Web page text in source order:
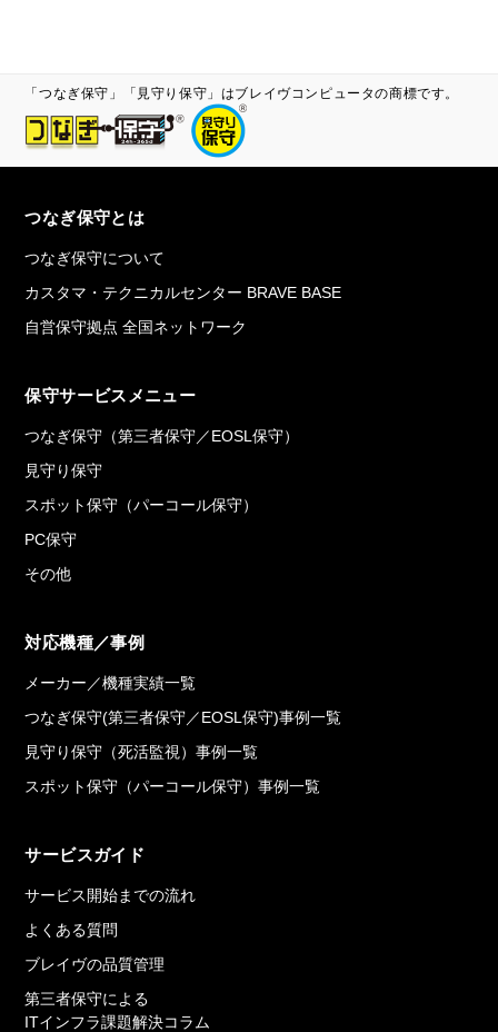
「つなぎ保守」「見守り保守」はブレイヴコンピュータの商標です。
つなぎ保守とは
つなぎ保守について
カスタマ・テクニカルセンター BRAVE BASE
自営保守拠点 全国ネットワーク
保守サービスメニュー
つなぎ保守（第三者保守／EOSL保守）
見守り保守
スポット保守（パーコール保守）
PC保守
その他
対応機種／事例
メーカー／機種実績一覧
つなぎ保守(第三者保守／EOSL保守)事例一覧
見守り保守（死活監視）事例一覧
スポット保守（パーコール保守）事例一覧
サービスガイド
サービス開始までの流れ
よくある質問
ブレイヴの品質管理
第三者保守による
ITインフラ課題解決コラム